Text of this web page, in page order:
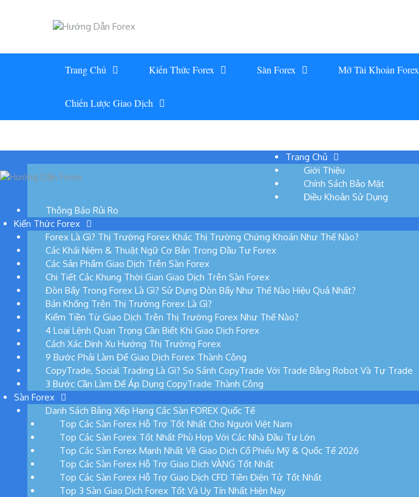
Trang Chủ Kiến Thức Forex Sàn Forex Mở Tài Khoản Forex
Chiến Lược Giao Dịch
Trang Chủ
Giới Thiệu
Chính Sách Bảo Mật
Điều Khoản Sử Dụng
Thông Báo Rủi Ro
Kiến Thức Forex
Forex Là Gì? Thị Trường Forex Khác Thị Trường Chứng Khoán Như Thế Nào?
Các Khái Niệm & Thuật Ngữ Cơ Bản Trong Đầu Tư Forex
Các Sản Phẩm Giao Dịch Trên Sàn Forex
Chi Tiết Các Khung Thời Gian Giao Dịch Trên Sàn Forex
Đòn Bẩy Trong Forex Là Gì? Sử Dụng Đòn Bẩy Như Thế Nào Hiệu Quả Nhất?
Bán Khống Trên Thị Trường Forex Là Gì?
Kiếm Tiền Từ Giao Dịch Trên Thị Trường Forex Như Thế Nào?
4 Loại Lệnh Quan Trọng Cần Biết Khi Giao Dịch Forex
Cách Xác Định Xu Hướng Thị Trường Forex
9 Bước Phải Làm Để Giao Dịch Forex Thành Công
CopyTrade, Social Trading Là Gì? So Sánh CopyTrade Với Trade Bằng Robot Và Tự Trade
3 Bước Cần Làm Để Áp Dụng CopyTrade Thành Công
Sàn Forex
Danh Sách Bảng Xếp Hạng Các Sàn FOREX Quốc Tế
Top Các Sàn Forex Hỗ Trợ Tốt Nhất Cho Người Việt Nam
Top Các Sàn Forex Tốt Nhất Phù Hợp Với Các Nhà Đầu Tư Lớn
Top Các Sàn Forex Mạnh Nhất Về Giao Dịch Cổ Phiếu Mỹ & Quốc Tế 2026
Top Các Sàn Forex Hỗ Trợ Giao Dịch VÀNG Tốt Nhất
Top Các Sàn Forex Hỗ Trợ Giao Dịch CFD Tiền Điện Tử Tốt Nhất
Top 3 Sàn Giao Dịch Forex Tốt Và Uy Tín Nhất Hiện Nay